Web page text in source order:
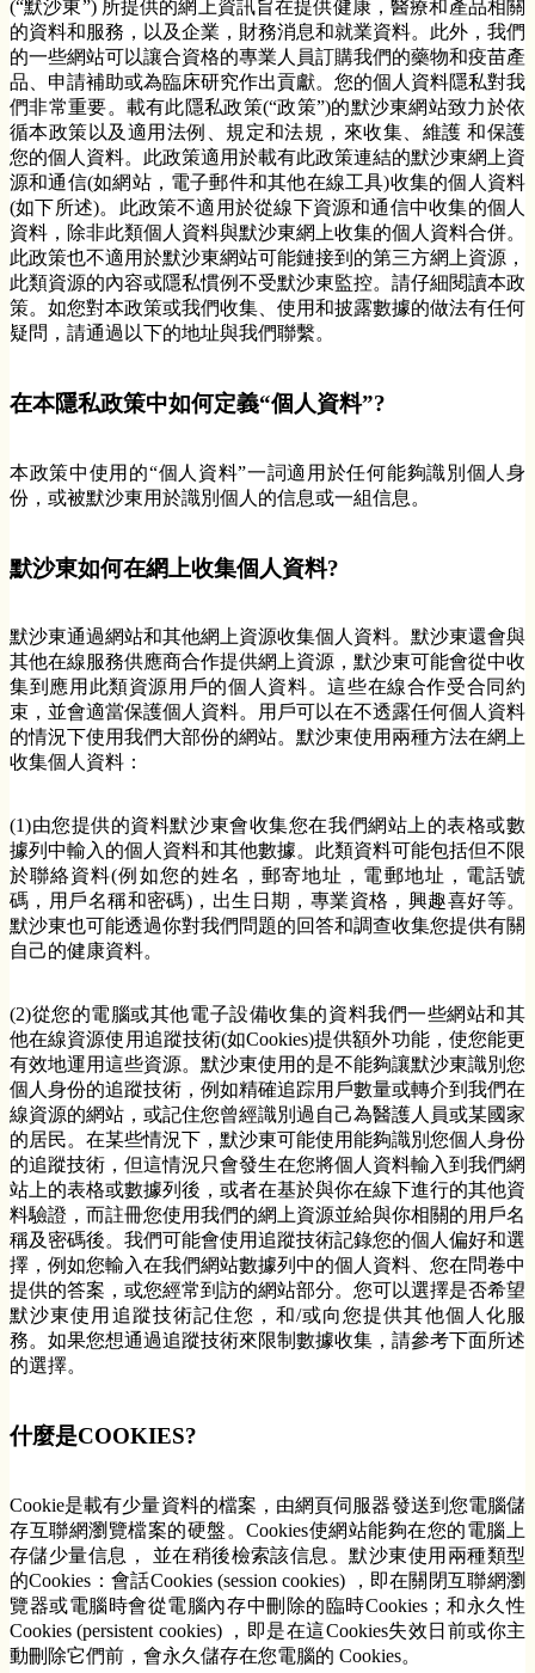
(“默沙東”) 所提供的網上資訊旨在提供健康，醫療和產品相關
的資料和服務，以及企業，財務消息和就業資料。此外，我們
的一些網站可以讓合資格的專業人員訂購我們的藥物和疫苗產
品、申請補助或為臨床研究作出貢獻。您的個人資料隱私對我
們非常重要。載有此隱私政策(“政策”)的默沙東網站致力於依
循本政策以及適用法例、規定和法規，來收集、維護 和保護
您的個人資料。此政策適用於載有此政策連結的默沙東網上資
源和通信(如網站，電子郵件和其他在線工具)收集的個人資料
(如下所述)。此政策不適用於從線下資源和通信中收集的個人
資料，除非此類個人資料與默沙東網上收集的個人資料合併。
此政策也不適用於默沙東網站可能鏈接到的第三方網上資源，
此類資源的內容或隱私慣例不受默沙東監控。請仔細閱讀本政
策。如您對本政策或我們收集、使用和披露數據的做法有任何
疑問，請通過以下的地址與我們聯繫。
在本隱私政策中如何定義“個人資料”?
本政策中使用的“個人資料”一詞適用於任何能夠識別個人身
份，或被默沙東用於識別個人的信息或一組信息。
默沙東如何在網上收集個人資料?
默沙東通過網站和其他網上資源收集個人資料。默沙東還會與
其他在線服務供應商合作提供網上資源，默沙東可能會從中收
集到應用此類資源用戶的個人資料。這些在線合作受合同約
束，並會適當保護個人資料。用戶可以在不透露任何個人資料
的情況下使用我們大部份的網站。默沙東使用兩種方法在網上
收集個人資料：
(1)由您提供的資料默沙東會收集您在我們網站上的表格或數
據列中輸入的個人資料和其他數據。此類資料可能包括但不限
於聯絡資料(例如您的姓名，郵寄地址，電郵地址，電話號
碼，用戶名稱和密碼)，出生日期，專業資格，興趣喜好等。
默沙東也可能透過你對我們問題的回答和調查收集您提供有關
自己的健康資料。
(2)從您的電腦或其他電子設備收集的資料我們一些網站和其
他在線資源使用追蹤技術(如Cookies)提供額外功能，使您能更
有效地運用這些資源。默沙東使用的是不能夠讓默沙東識別您
個人身份的追蹤技術，例如精確追踪用戶數量或轉介到我們在
線資源的網站，或記住您曾經識別過自己為醫護人員或某國家
的居民。在某些情況下，默沙東可能使用能夠識別您個人身份
的追蹤技術，但這情況只會發生在您將個人資料輸入到我們網
站上的表格或數據列後，或者在基於與你在線下進行的其他資
料驗證，而註冊您使用我們的網上資源並給與你相關的用戶名
稱及密碼後。我們可能會使用追蹤技術記錄您的個人偏好和選
擇，例如您輸入在我們網站數據列中的個人資料、您在問卷中
提供的答案，或您經常到訪的網站部分。您可以選擇是否希望
默沙東使用追蹤技術記住您，和/或向您提供其他個人化服
務。如果您想通過追蹤技術來限制數據收集，請參考下面所述
的選擇。
什麼是COOKIES?
Cookie是載有少量資料的檔案，由網頁伺服器發送到您電腦儲
存互聯網瀏覽檔案的硬盤。Cookies使網站能夠在您的電腦上
存儲少量信息， 並在稍後檢索該信息。默沙東使用兩種類型
的Cookies：會話Cookies (session cookies) ，即在關閉互聯網瀏
覽器或電腦時會從電腦內存中刪除的臨時Cookies；和永久性
Cookies (persistent cookies) ，即是在這Cookies失效日前或你主
動刪除它們前，會永久儲存在您電腦的 Cookies。